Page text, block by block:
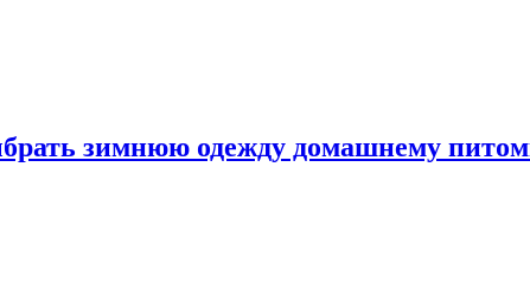
зимнюю одежду домашнему